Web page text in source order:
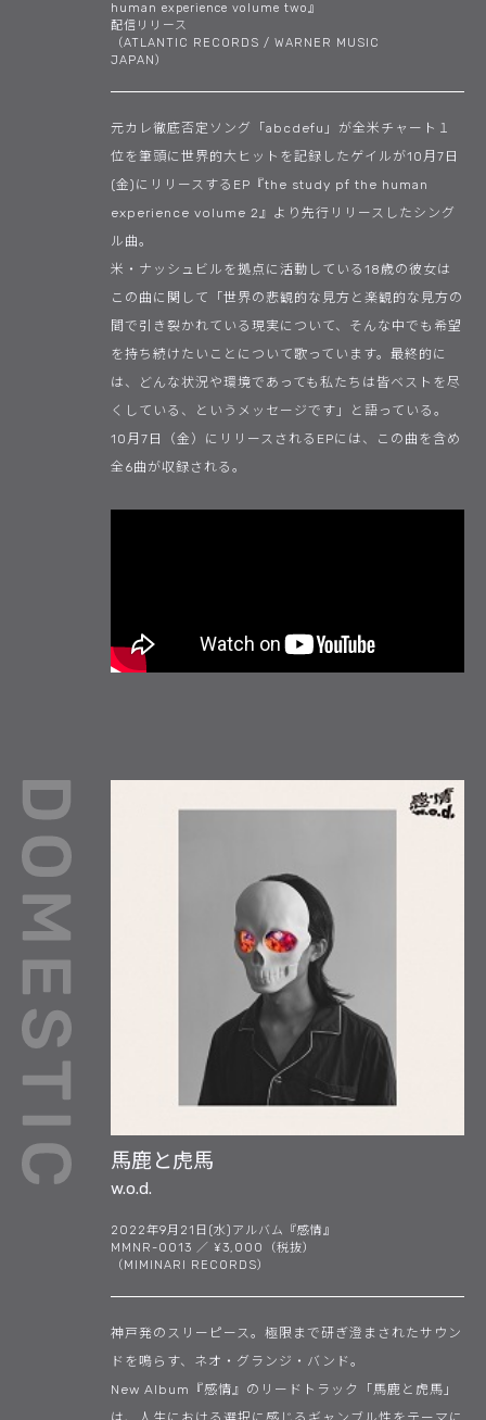
human experience volume two』
配信リリース
（ATLANTIC RECORDS / WARNER MUSIC
JAPAN）
元カレ徹底否定ソング「abcdefu」が全米チャート１
位を筆頭に世界的大ヒットを記録したゲイルが10月7日
(金)にリリースするEP『the study pf the human
experience volume 2』より先行リリースしたシング
ル曲。
米・ナッシュビルを拠点に活動している18歳の彼女は
この曲に関して「世界の悲観的な見方と楽観的な見方の
間で引き裂かれている現実について、そんな中でも希望
を持ち続けたいことについて歌っています。最終的に
は、どんな状況や環境であっても私たちは皆ベストを尽
くしている、というメッセージです」と語っている。
10月7日（金）にリリースされるEPには、この曲を含め
全6曲が収録される。
馬鹿と虎馬
w.o.d.
2022年9月21日(水)アルバム『感情』
MMNR-0013 ／ ¥3,000（税抜）
（MIMINARI RECORDS）
神戸発のスリーピース。極限まで研ぎ澄まされたサウン
ドを鳴らす、ネオ・グランジ・バンド。
New Album『感情』のリードトラック「馬鹿と虎馬」